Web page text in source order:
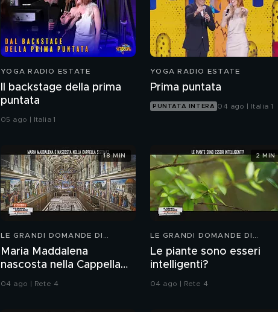
YOGA RADIO ESTATE
Il backstage della prima
puntata
05 ago | Italia 1
YOGA RADIO ESTATE
Prima puntata
PUNTATA INTERA 04 ago | Italia 1
LE GRANDI DOMANDE DI
Maria Maddalena
nascosta nella Cappella
Sistina?
04 ago | Rete 4
18 MIN
LE GRANDI DOMANDE DI
Le piante sono esseri
intelligenti?
04 ago | Rete 4
2 MIN